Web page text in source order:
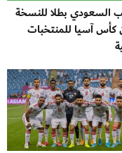
السعودي بطلا للنسخة
5 من كأس آسيا للمنتخبات